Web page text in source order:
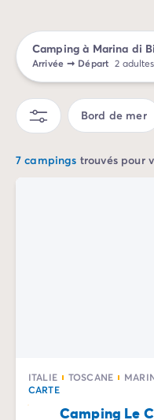
Camping Marseillan-
Camping Palavas-les-
Camping Sète
Camping Valras-Plage
Camping Vendres-
Camping Pyrénées-
Camping Lot-et-
Camping Tarn
Camping à Marina di
Arrivée ➞ Départ 2 adultes
Bord de mer
7 campings trouvés pour
ITALIE TOSCANE
CARTE
Camping Le